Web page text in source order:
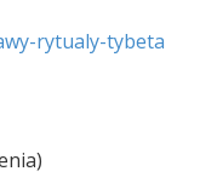
rytualy-tybeta